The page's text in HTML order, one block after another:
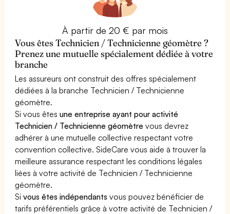
À partir de 20 € par mois
Vous êtes Technicien / Technicienne géomètre ?
Prenez une mutuelle spécialement dédiée à votre
branche
Les assureurs ont construit des offres spécialement
dédiées à la branche Technicien / Technicienne
géomètre.
Si vous êtesune entreprise ayant pour activité
Technicien / Technicienne géomètre vous devrez
adhérer à une mutuelle collective respectant votre
convention collective. SideCare vous aide à trouver la
meilleure assurance respectant les conditions légales
liées à votre activité de Technicien / Technicienne
géomètre.
Sivous êtes indépendants vous pouvez bénéficier de
tarifs préférentiels grâce à votre activité de Technicien /